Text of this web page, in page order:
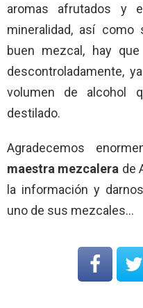
aromas afrutados y
mineralidad, así
buen mezcal, hay
descontroladamente,
volumen de alcohol
destilado.
Agradecemos
maestra mezcalera de
la información y
uno de sus mezcales…